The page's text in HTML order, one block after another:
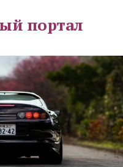
портал